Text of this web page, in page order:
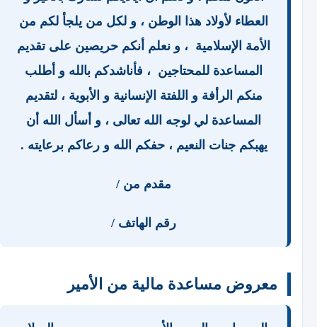
العطاء لأولاد هذا الوطن ، و لكل من يلجأ لكم من
الأمة الإسلامية ، و نعلم أنكم حريصين على تقديم
المساعدة للمحتاجين ، فأناشدكم بالله و أطلب
منكم الرأفة و اللفتة الإنسانية و الأبوية ، لتقديم
المساعدة لي لوجه الله تعالى ، و أسأل الله أن
يهبكم جنات النعيم ، حفكم الله و رعاكم برعايته .
مقدم من /
رقم الهاتف /
معروض مساعدة مالية من الأمير